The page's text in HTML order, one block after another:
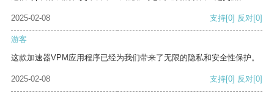
2025-02-08 支持[0] 反对[0]
游客
这款加速器VPM应用程序已经为我们带来了无限的隐私和安全性保护。
2025-02-08 支持[0] 反对[0]